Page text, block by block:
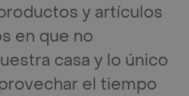
y artículos
en que no
casa y lo único
el tiempo